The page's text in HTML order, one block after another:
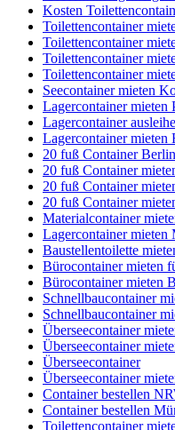
Kosten
Toilettencontainer
Toilettencontainer
Toilettencontainer
Toilettencontainer
Seecontainer mieten
Lagercontainer mieten
Lagercontainer
Lagercontainer mieten
20 fuß Container
20 fuß Container
20 fuß Container
20 fuß Container
Materialcontainer
Lagercontainer mieten
Baustellentoilette
Bürocontainer mieten
Bürocontainer mieten
Schnellbaucontainer
Schnellbaucontainer
Überseecontainer
Überseecontainer
Überseecontainer
Überseecontainer
Container bestellen
Container bestellen
Toilettencontainer